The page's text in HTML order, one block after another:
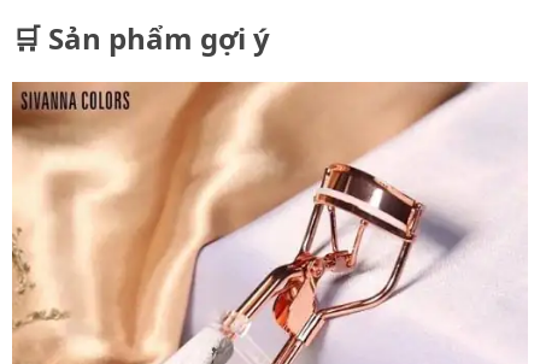
🛒 Sản phẩm gợi ý